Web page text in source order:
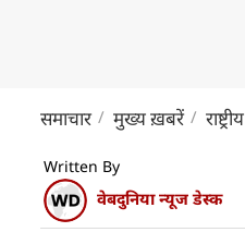
समाचार मुख्य ख़बरें राष्ट्रीय
Written By
वेबदुनिया न्यूज डेस्क